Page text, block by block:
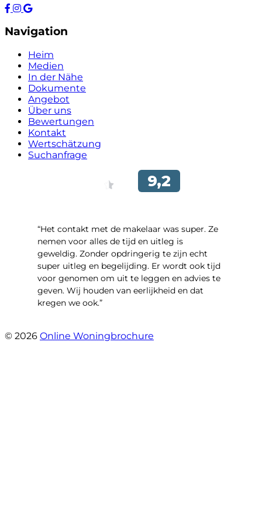
Navigation
Heim
Medien
In der Nähe
Dokumente
Angebot
Über uns
Bewertungen
Kontakt
Wertschätzung
Suchanfrage
“Het contakt met de makelaar was super. Ze
nemen voor alles de tijd en uitleg is
geweldig. Zonder opdringerig te zijn echt
super uitleg en begelijding. Er wordt ook tijd
voor genomen om uit te leggen en advies te
geven. Wij houden van eerlijkheid en dat
kregen we ook.”
© 2026 Online Woningbrochure